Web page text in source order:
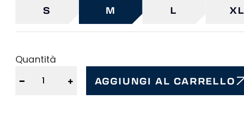
S M L XL
Quantità
− + AGGIUNGI AL CARRELLO